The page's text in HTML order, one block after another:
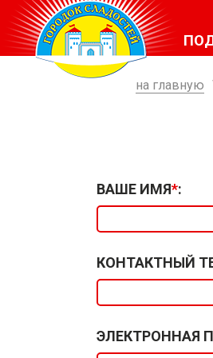
на главную
ВАШЕ ИМЯ*:
КОНТАКТНЫЙ
ЭЛЕКТРОННАЯ